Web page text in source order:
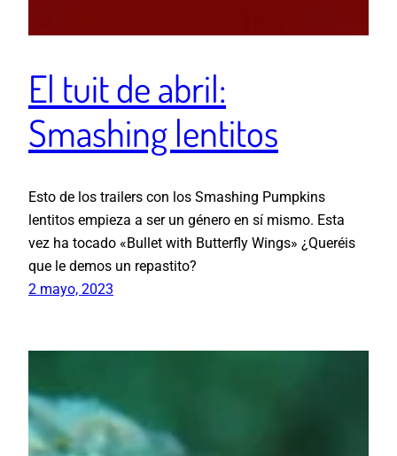
El tuit de abril:
Smashing lentitos
Esto de los trailers con los Smashing Pumpkins
lentitos empieza a ser un género en sí mismo. Esta
vez ha tocado «Bullet with Butterfly Wings» ¿Queréis
que le demos un repastito?
2 mayo, 2023